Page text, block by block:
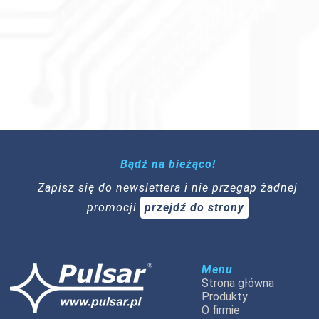
Bądź na bieżąco!
Zapisz się do newslettera i nie przegap żadnej
promocji
przejdź do strony
Menu
Strona główna
Produkty
O firmie